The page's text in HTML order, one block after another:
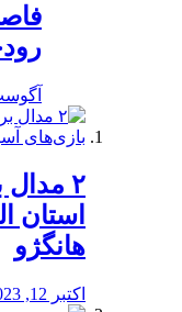
آگوست 21,
استان
هانگژو
اکتبر 12, 2023